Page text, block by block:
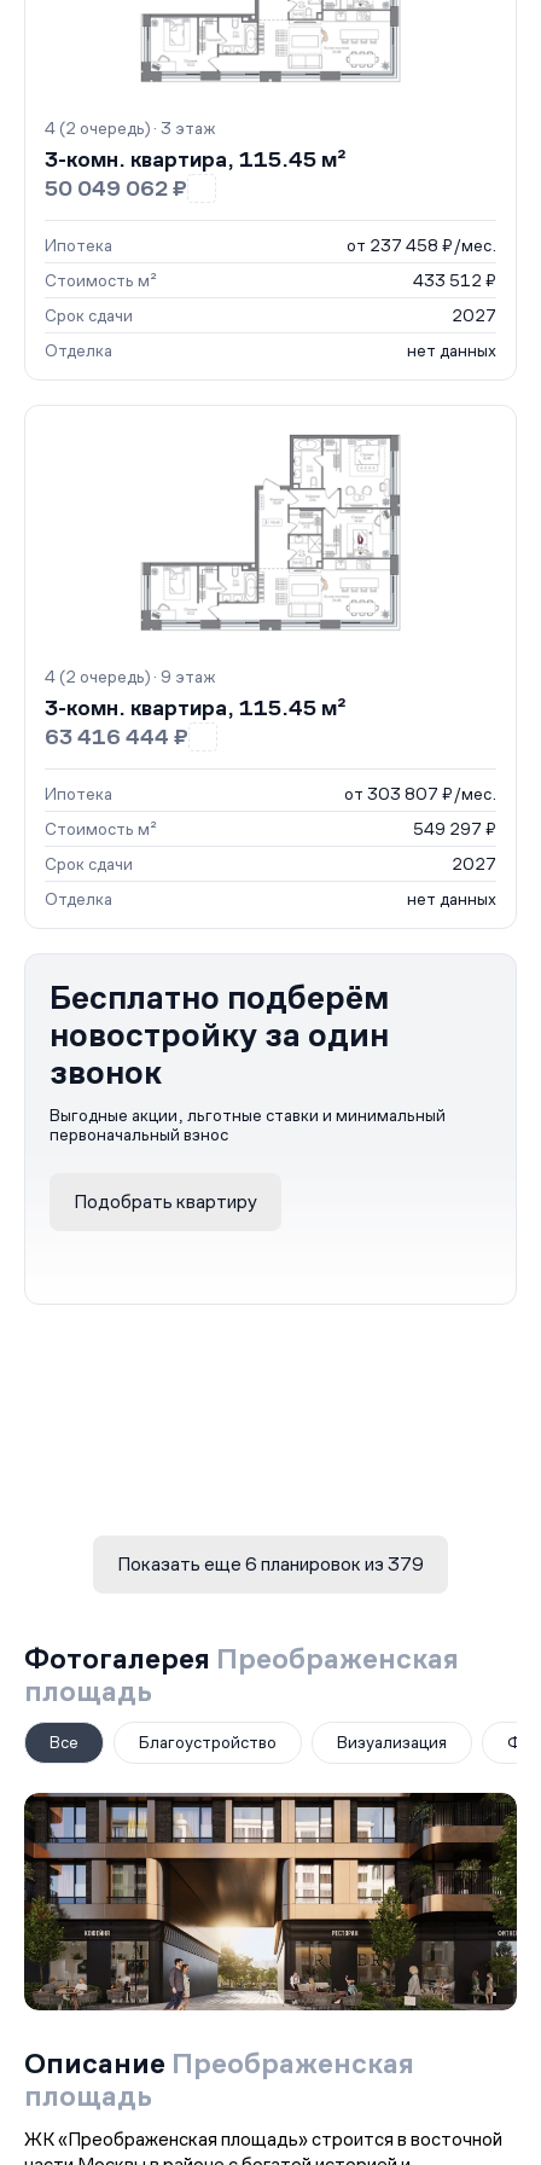
4 (2 очередь) · 3 этаж
3-комн. квартира, 115.45 м²
50 049 062 ₽
Ипотека
от 237 458 ₽/мес.
Стоимость м²
433 512 ₽
Срок сдачи
2027
Отделка
нет данных
4 (2 очередь) · 9 этаж
3-комн. квартира, 115.45 м²
63 416 444 ₽
Ипотека
от 303 807 ₽/мес.
Стоимость м²
549 297 ₽
Срок сдачи
2027
Отделка
нет данных
Бесплатно подберём
новостройку за один
звонок
Выгодные акции, льготные ставки и минимальный
первоначальный взнос
Подобрать квартиру
Показать еще 6 планировок из 379
Фотогалерея Преображенская
площадь
Все Благоустройство Визуализация
Описание Преображенская
площадь
ЖК «Преображенская площадь» строится в восточной